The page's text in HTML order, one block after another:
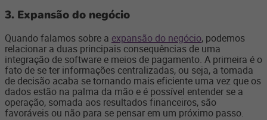
3. Expansão do negócio
Quando falamos sobre a expansão do negócio, podemos
relacionar a duas principais consequências de uma
integração de software e meios de pagamento. A primeira é o
fato de se ter informações centralizadas, ou seja, a tomada
de decisão acaba se tornando mais eficiente uma vez que os
dados estão na palma da mão e é possível entender se a
operação, somada aos resultados financeiros, são
favoráveis ou não para se pensar em um próximo passo.